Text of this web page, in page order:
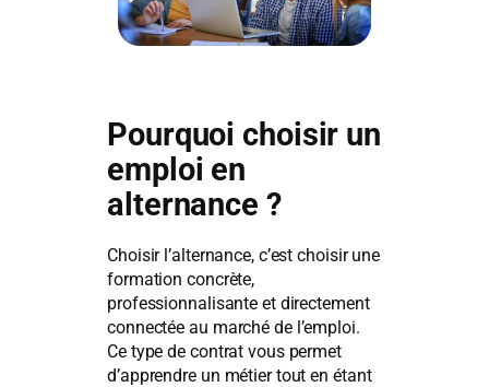
Pourquoi choisir un
emploi en
alternance ?
Choisir l’alternance, c’est choisir une
formation concrète,
professionnalisante et directement
connectée au marché de l’emploi.
Ce type de contrat vous permet
d’apprendre un métier tout en étant